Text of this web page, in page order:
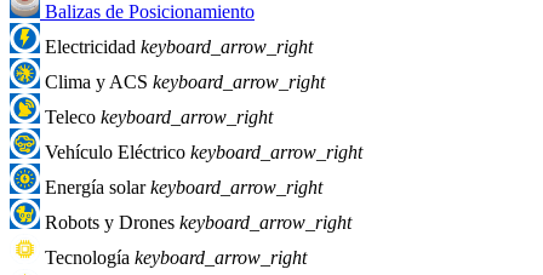
Balizas de Posicionamiento
Electricidad keyboard_arrow_right
Clima y ACS keyboard_arrow_right
Teleco keyboard_arrow_right
Vehículo Eléctrico keyboard_arrow_right
Energía solarkeyboard_arrow_right
Robots y Drones keyboard_arrow_right
Tecnología keyboard_arrow_right